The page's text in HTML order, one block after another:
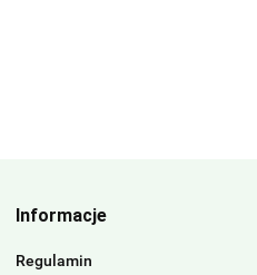
Informacje
Regulamin